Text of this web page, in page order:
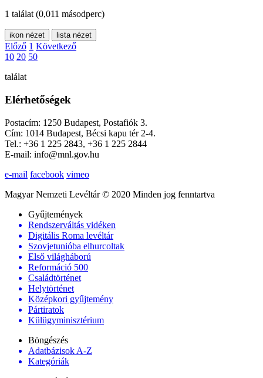
1 találat (0,011 másodperc)
ikon nézet lista nézet
Előző 1 Következő
10 20 50
találat
Elérhetőségek
Postacím: 1250 Budapest, Postafiók 3.
Cím: 1014 Budapest, Bécsi kapu tér 2-4.
Tel.: +36 1 225 2843, +36 1 225 2844
E-mail: info@mnl.gov.hu
e-mail facebook vimeo
Magyar Nemzeti Levéltár © 2020 Minden jog fenntartva
Gyűjtemények
Rendszerváltás vidéken
Digitális Roma levéltár
Szovjetunióba elhurcoltak
Első világháború
Reformáció 500
Családtörténet
Helytörténet
Középkori gyűjtemény
Pártiratok
Külügyminisztérium
Böngészés
Adatbázisok A-Z
Kategóriák